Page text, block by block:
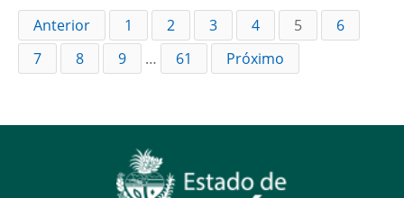
Anterior 1 2 3 4 5
6
7
8 9 … 61 Próximo